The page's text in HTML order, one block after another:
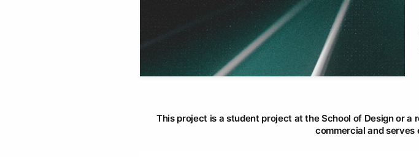
This project is a student project at the School of Design or
commercial and serves